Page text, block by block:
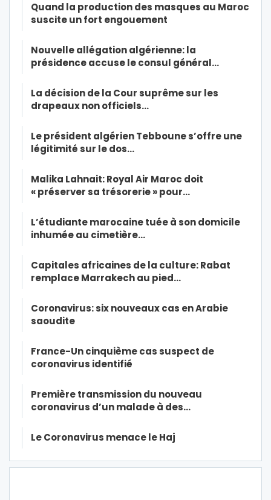
Quand la production des masques au Maroc
suscite un fort engouement
Nouvelle allégation algérienne: la
présidence accuse le consul général…
La décision de la Cour suprême sur les
drapeaux non officiels…
Le président algérien Tebboune s’offre une
légitimité sur le dos…
Malika Lahnait: Royal Air Maroc doit
« préserver sa trésorerie » pour…
L’étudiante marocaine tuée à son domicile
inhumée au cimetière…
Capitales africaines de la culture: Rabat
remplace Marrakech au pied…
Coronavirus: six nouveaux cas en Arabie
saoudite
France-Un cinquième cas suspect de
coronavirus identifié
Première transmission du nouveau
coronavirus d’un malade à des…
Le Coronavirus menace le Haj